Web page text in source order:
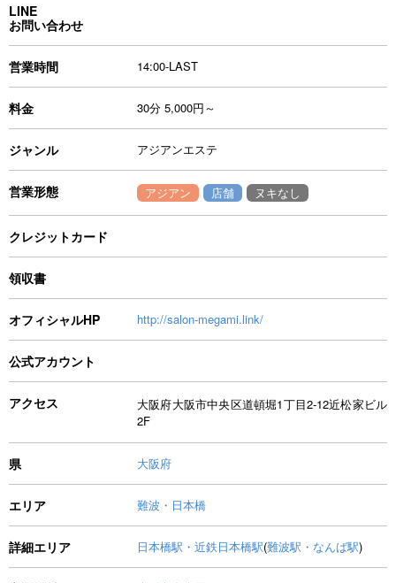
LINE
お問い合わせ
営業時間 14:00-LAST
料金 30分 5,000円～
ジャンル アジアンエステ
営業形態 アジアン 店舗 ヌキなし
クレジットカード
領収書
オフィシャルHP http://salon-megami.link/
公式アカウント
アクセス
大阪府大阪市中央区道頓堀1丁目2-12近松家ビル
2F
県 大阪府
エリア 難波・日本橋
詳細エリア 日本橋駅・近鉄日本橋駅(難波駅・なんば駅)